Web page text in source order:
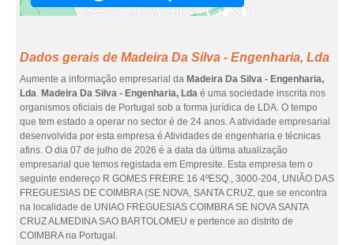
Dados gerais de Madeira Da Silva - Engenharia, Lda
Aumente a informação empresarial da Madeira Da Silva - Engenharia,
Lda. Madeira Da Silva - Engenharia, Lda é uma sociedade inscrita nos
organismos oficiais de Portugal sob a forma jurídica de LDA. O tempo
que tem estado a operar no sector é de 24 anos. A atividade empresarial
desenvolvida por esta empresa é Atividades de engenharia e técnicas
afins. O dia 07 de julho de 2026 é a data da última atualização
empresarial que temos registada em Empresite. Esta empresa tem o
seguinte endereço R GOMES FREIRE 16 4ºESQ., 3000-204, UNIÃO DAS
FREGUESIAS DE COIMBRA (SE NOVA, SANTA CRUZ, que se encontra
na localidade de UNIAO FREGUESIAS COIMBRA SE NOVA SANTA
CRUZ ALMEDINA SAO BARTOLOMEU e pertence ao distrito de
COIMBRA na Portugal.